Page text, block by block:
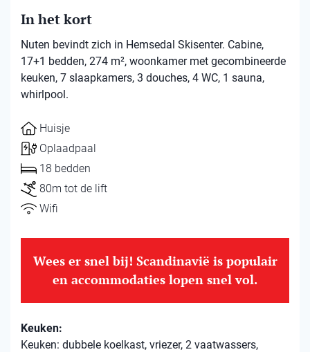
In het kort
Nuten bevindt zich in Hemsedal Skisenter. Cabine,
17+1 bedden, 274 m², woonkamer met gecombineerde
keuken, 7 slaapkamers, 3 douches, 4 WC, 1 sauna,
whirlpool.
Huisje
Oplaadpaal
18 bedden
80m tot de lift
Wifi
Wees er snel bij! Scandinavië is populair
en accommodaties lopen snel vol.
Keuken:
Keuken: dubbele koelkast, vriezer, 2 vaatwassers,